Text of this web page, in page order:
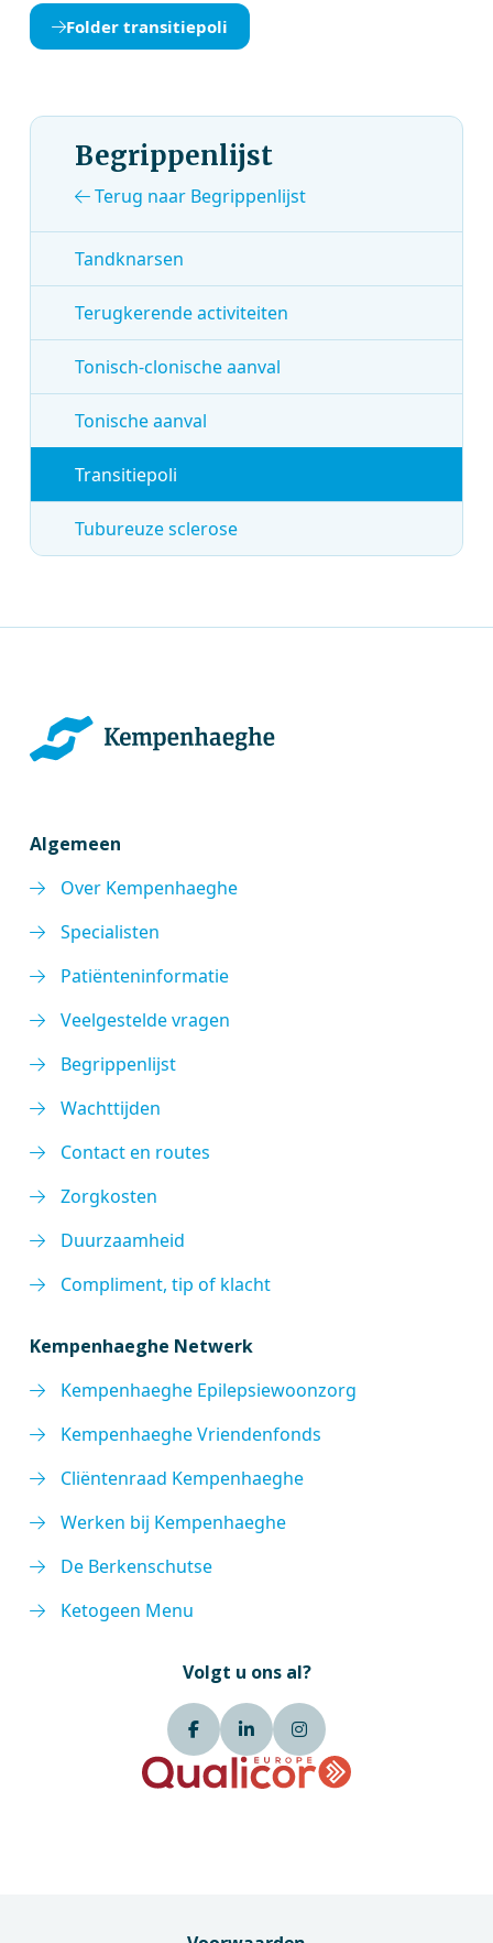
Folder transitiepoli
Begrippenlijst
Terug naar Begrippenlijst
Tandknarsen
Terugkerende activiteiten
Tonisch-clonische aanval
Tonische aanval
Transitiepoli
Tubureuze sclerose
Algemeen
Over Kempenhaeghe
Specialisten
Patiënteninformatie
Veelgestelde vragen
Begrippenlijst
Wachttijden
Contact en routes
Zorgkosten
Duurzaamheid
Compliment, tip of klacht
Kempenhaeghe Netwerk
Kempenhaeghe Epilepsiewoonzorg
Kempenhaeghe Vriendenfonds
Cliëntenraad Kempenhaeghe
Werken bij Kempenhaeghe
De Berkenschutse
Ketogeen Menu
Volgt u ons al?